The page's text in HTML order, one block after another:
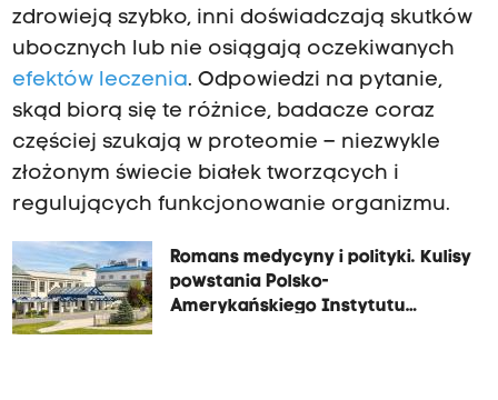
zdrowieją szybko, inni doświadczają skutków
ubocznych lub nie osiągają oczekiwanych
efektów leczenia. Odpowiedzi na pytanie,
skąd biorą się te różnice, badacze coraz
częściej szukają w proteomie – niezwykle
złożonym świecie białek tworzących i
regulujących funkcjonowanie organizmu.
Romans medycyny i polityki. Kulisy
powstania Polsko-
Amerykańskiego Instytutu